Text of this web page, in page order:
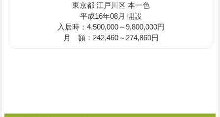
東京都 江戸川区 本一色
平成16年08月 開設
入居時：4,500,000～9,800,000円
月 額：242,460～274,860円